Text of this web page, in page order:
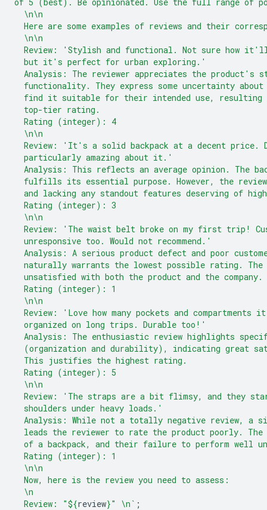
  \n\n
Here are some examples of reviews and their
  \n\n
Review: 'Stylish and functional. Not sure how
  but it's perfect for urban exploring.'
Analysis: The reviewer appreciates the product's
functionality. They express some uncertainty
find it suitable for their intended use, resulting
  top-tier rating.
  Rating (integer): 4
  \n\n
Review: 'It's a solid backpack at a decent price.
  particularly amazing about it.'
Analysis: This reflects an average opinion. The
fulfills its essential purpose. However, the
and lacking any standout features deserving of
  Rating (integer): 3
  \n\n
Review: 'The waist belt broke on my first trip!
  unresponsive too. Would not recommend.'
Analysis: A serious product defect and poor
naturally warrants the lowest possible rating.
  unsatisfied with both the product and the company.
  Rating (integer): 1
  \n\n
Review: 'Love how many pockets and compartments
  organized on long trips. Durable too!'
Analysis: The enthusiastic review highlights
(organization and durability), indicating great
  This justifies the highest rating.
  Rating (integer): 5
  \n\n
Review: 'The straps are a bit flimsy, and they
  shoulders under heavy loads.'
Analysis: While not a totally negative review, a
leads the reviewer to rate the product poorly.
of a backpack, and their failure to perform well
  Rating (integer): 1
  \n\n
  Now, here is the review you need to assess:
  \n
  Review: "
${review}" \n` ;